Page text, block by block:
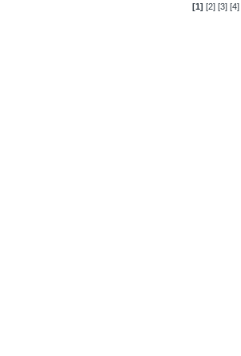
[1] [2] [3] [4]